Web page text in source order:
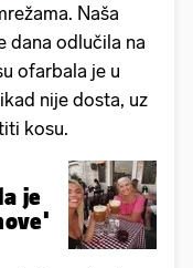
Naša
dana odlučila na
ofarbala je u
nije dosta, uz
kosu.
je